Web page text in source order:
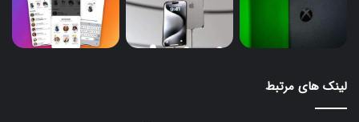
لینک های مرتبط